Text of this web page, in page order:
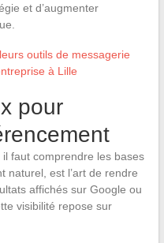
et d’augmenter
outils de messagerie
à Lille
pour
faut comprendre les bases
naturel, est l’art de rendre
affichés sur Google ou
visibilité repose sur